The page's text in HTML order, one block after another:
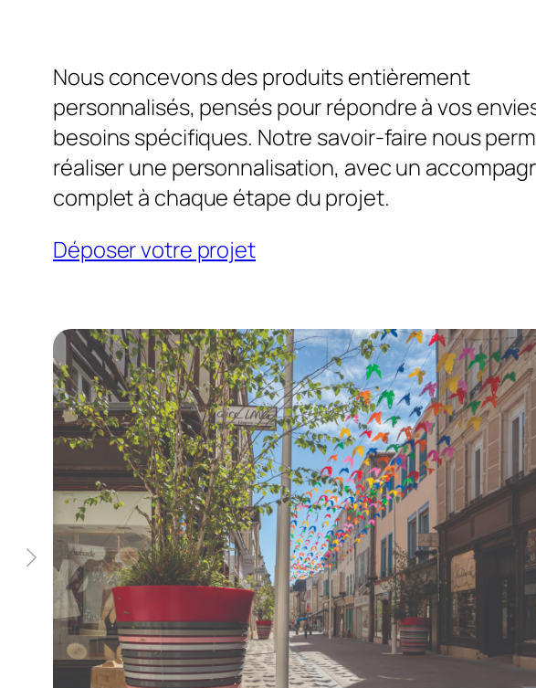
Nous concevons des produits entièrement
personnalisés, pensés pour répondre à vos
besoins spécifiques. Notre savoir-faire nous
réaliser une personnalisation, avec un
complet à chaque étape du projet.
Déposer votre projet